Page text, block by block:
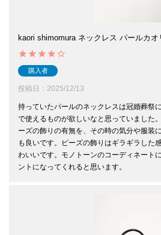
kaori shimomura ネックレス パールカオ
購入者
投稿日 2025/12/13
持っていたパールのネックレスは冠婚葬祭
で使えるものが欲しいなと思っていました
ーズの飾りの有無を、その時の気分や服装
も良いです。ビーズの飾りはギラギラした
わいいです。モノトーンのコーディネート